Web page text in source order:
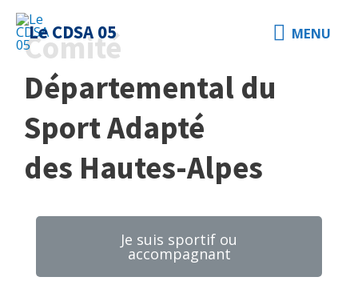
Le CDSA 05 MENU
Comité
Départemental du
Sport Adapté
des Hautes-Alpes
Je suis sportif ou
accompagnant